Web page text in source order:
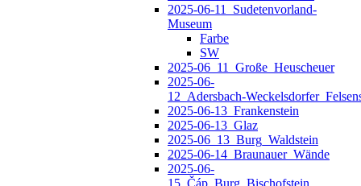
2025-06-11_Sudetenvorland-
Museum
Farbe
SW
2025-06_11_Große_Heuscheuer
2025-06-
2025-06-13_Frankenstein
2025-06-13_Glaz
2025-06_13_Burg_Waldstein
2025-06-14_Braunauer_Wände
2025-06-
15_Čáp_Burg_Bischofstein